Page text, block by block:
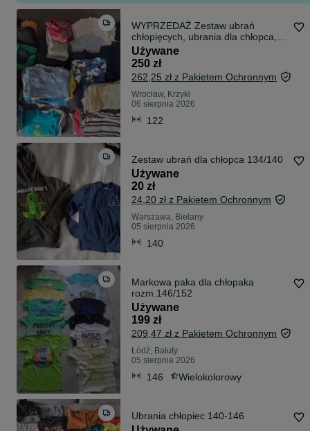
WYPRZEDAŻ Zestaw ubrań
chłopięcych, ubrania dla chłopca,
rozmiar 122, ponad 200 szt.
Używane
250 zł
262,25 zł z Pakietem Ochronnym
Wrocław, Krzyki
06 sierpnia 2026
122
Zestaw ubrań dla chłopca 134/140
Używane
20 zł
24,20 zł z Pakietem Ochronnym
Warszawa, Bielany
05 sierpnia 2026
140
Markowa paka dla chłopaka
rozm.146/152
Używane
199 zł
209,47 zł z Pakietem Ochronnym
Łódź, Bałuty
05 sierpnia 2026
146 Wielokolorowy
Ubrania chłopiec 140-146